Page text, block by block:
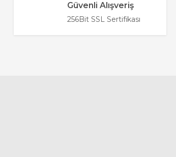
Ürün açıklamasında eksik bilgiler
Güvenli Alışveriş
256Bit SSL Sertifikası